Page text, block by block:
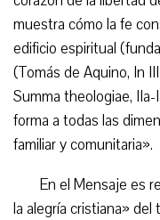
muestra cómo la fe
edificio espiritual
(Tomás de Aquino, In III
Summa theologiae,
forma a todas las
familiar y comunitaria».
En el Mensaje es
la alegría cristiana»